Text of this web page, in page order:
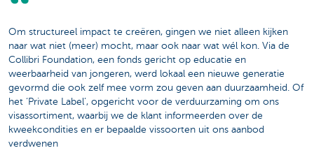
Om structureel impact te creëren, gingen we niet alleen kijken
naar wat niet (meer) mocht, maar ook naar wat wél kon. Via de
Collibri Foundation, een fonds gericht op educatie en
weerbaarheid van jongeren, werd lokaal een nieuwe generatie
gevormd die ook zelf mee vorm zou geven aan duurzaamheid. Of
het ‘Private Label’, opgericht voor de verduurzaming om ons
visassortiment, waarbij we de klant informeerden over de
kweekcondities en er bepaalde vissoorten uit ons aanbod
verdwenen